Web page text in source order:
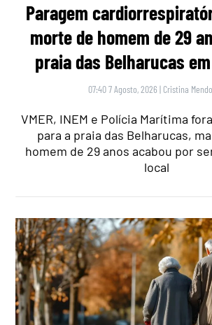
Paragem
morte de homem de 29
praia das Belharucas
07:40 7 Agosto, 2026 | Cristina
VMER, INEM e Polícia Marítima
para a praia das Belharucas,
homem de 29 anos acabou por
local